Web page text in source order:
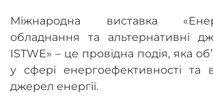
Міжнародна виставка
обладнання та альтернативні
ISTWE» – це провідна подія, яка
у сфері енергоефективності та
джерел енергії.